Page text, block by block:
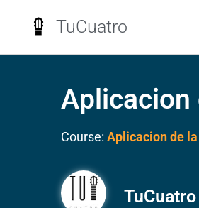
TuCuatro
Aplicacion
Course: Aplicacion de
TuCuatro